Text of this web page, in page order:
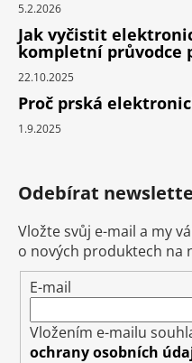
5.2.2026
Jak vyčistit
kompletní průvodce
22.10.2025
Proč prská
1.9.2025
Odebírat
Vložte svůj e-mail a my
o nových produktech na
E-mail
Vložením e-mailu
ochrany osobních